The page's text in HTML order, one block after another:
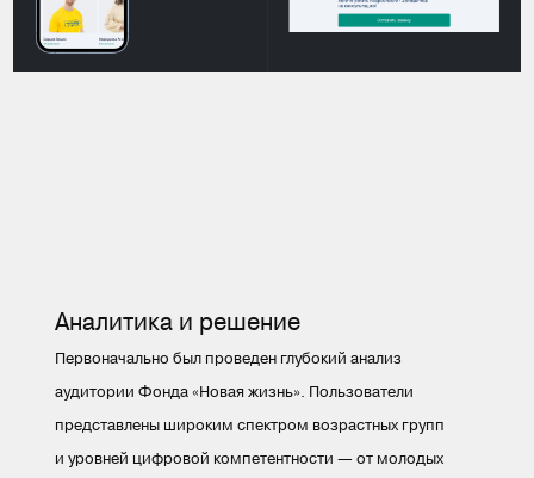
Аналитика и решение
Первоначально был проведен глубокий анализ
аудитории Фонда «Новая жизнь». Пользователи
представлены широким спектром возрастных групп
и уровней цифровой компетентности — от молодых